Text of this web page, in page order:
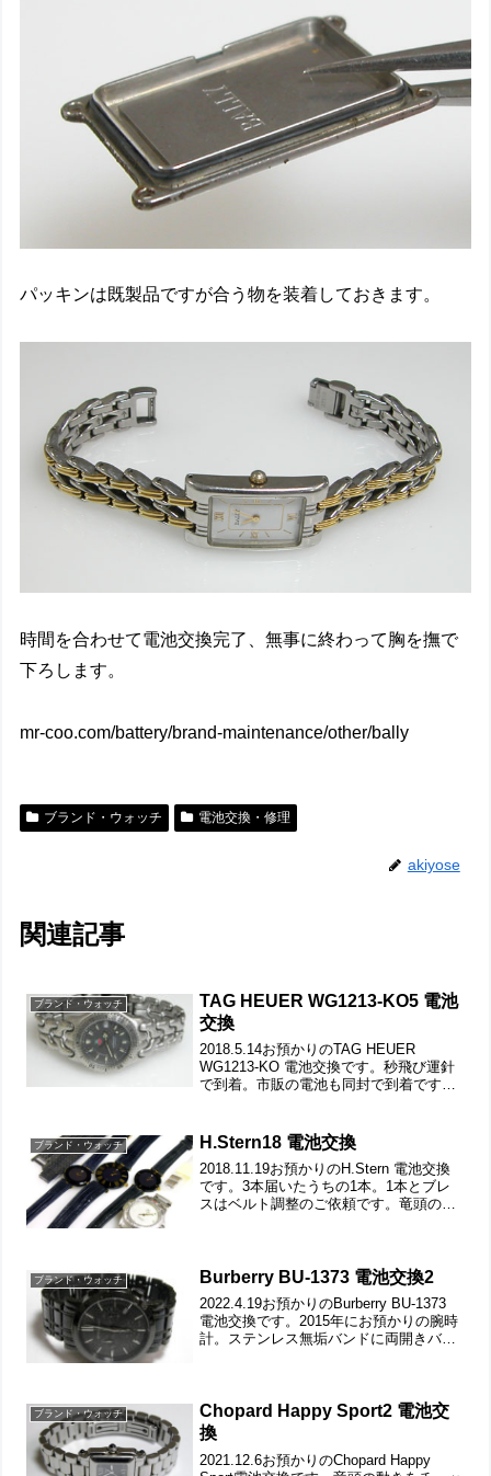
パッキンは既製品ですが合う物を装着しておきます。
時間を合わせて電池交換完了、無事に終わって胸を撫で
下ろします。
mr-coo.com/battery/brand-maintenance/other/bally
ブランド・ウォッチ 電池交換・修理
akiyose
関連記事
ブランド・ウォッチ
TAG HEUER WG1213-KO5 電池
交換
2018.5.14お預かりのTAG HEUER
WG1213-KO 電池交換です。秒飛び運針
で到着。市販の電池も同封で到着ですか
ステンレス無垢バンドに三つ折れダブル
ブランド・ウォッチ H.Stern18 電池交換
2018.11.19お預かりのH.Stern 電池交換
です。3本届いたうちの1本。1本とブレ
スはベルト調整のご依頼です。竜頭の動
ト...
ブランド・ウォッチ Burberry BU-1373 電池交換2
2022.4.19お預かりのBurberry BU-1373
電池交換です。2015年にお預かりの腕時
計。ステンレス無垢バンドに両開きバッ
ブランド・ウォッチ
Chopard Happy Sport2 電池交
換
2021.12.6お預かりのChopard Happy